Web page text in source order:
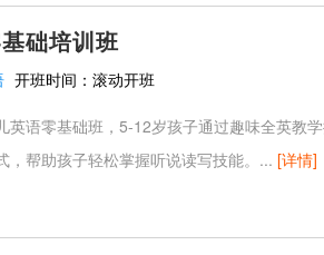
础培训班
开班时间： 滚动开班
英语零基础班，5-12岁孩子通过趣味全英教
，帮助孩子轻松掌握听说读写技能。... [详情]